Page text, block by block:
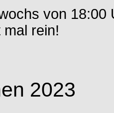
von 18:00
rein!
2023